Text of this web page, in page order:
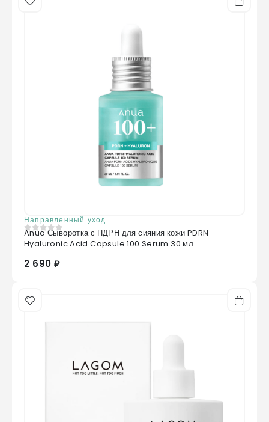
Направленный уход
0из 5
Anua Сыворотка с ПДРН для сияния кожи PDRN
Hyaluronic Acid Capsule 100 Serum 30 мл
2 690 ₽